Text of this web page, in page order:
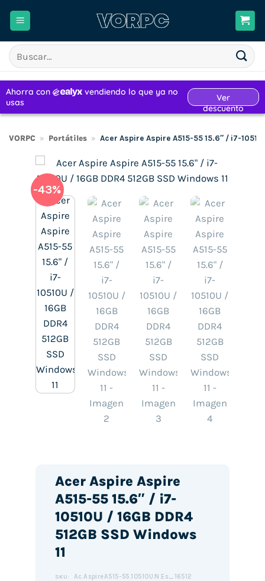
Buscar
por:
VORPC » Portátiles » Acer Aspire Aspire A515-55 15.6″ / i7-
-43%
Acer Aspire Aspire
A515-55 15.6″ / i7-
10510U / 16GB DDR4
512GB SSD Windows
11
SKU: Ac.AspireA515-55.10510U.N.Es_16512